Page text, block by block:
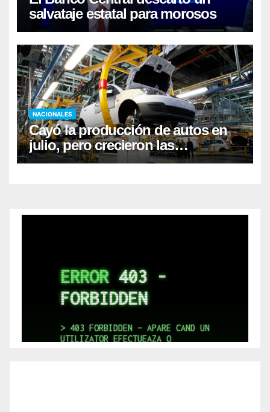
salvataje estatal para morosos
NACIONALES
Cayó la producción de autos en
julio, pero crecieron las
exportaciones